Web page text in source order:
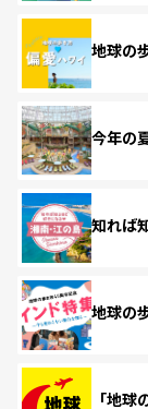
地球の
今年の
知れば
地球の
「地